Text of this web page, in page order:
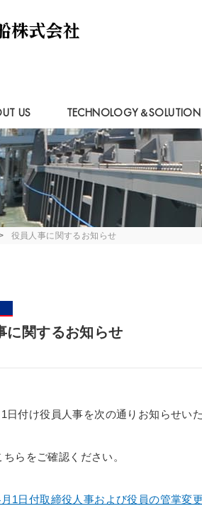
US TECHNOLOGY＆SOLUTION
役員人事に関するお知らせ
に関するお知らせ
日付け役員人事を次の通りお知らせいた
らをご確認ください。
1日付取締役人事および役員の管掌変